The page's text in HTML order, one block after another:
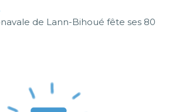
de Lann-Bihoué fête ses 80